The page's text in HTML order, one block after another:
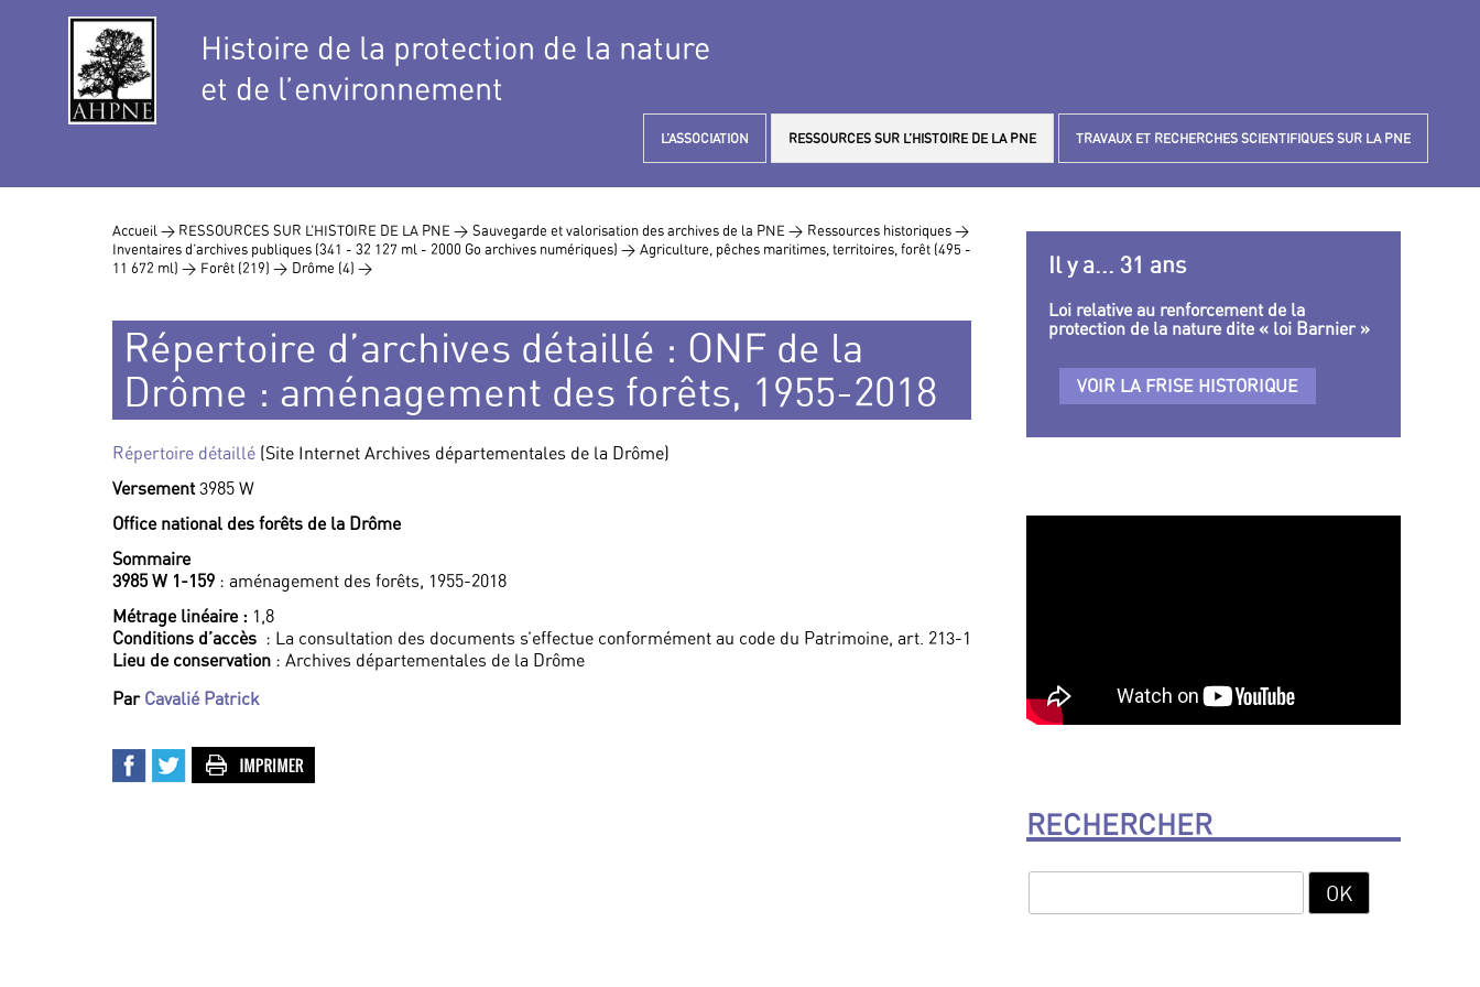
Histoire de la protection de la nature
et de l’environnement
L’ASSOCIATION RESSOURCES SUR L’HISTOIRE DE LA PNE TRAVAUX ET RECHERCHES SCIENTIFIQUES SUR LA PNE
Accueil > RESSOURCES SUR L’HISTOIRE DE LA PNE > Sauvegarde et valorisation des archives de la PNE > Ressources historiques >
Inventaires d’archives publiques (341 - 32 127 ml - 2000 Go archives numériques) > Agriculture, pêches maritimes, territoires, forêt (495 -
11 672 ml) > Forêt (219) > Drôme (4) >
Répertoire d’archives détaillé : ONF de la
Drôme : aménagement des forêts, 1955-2018
Répertoire détaillé (Site Internet Archives départementales de la Drôme)
Versement3985 W
Office national des forêts de la Drôme
Sommaire
3985 W 1-159 : aménagement des forêts, 1955-2018
Métrage linéaire : 1,8
Conditions d’accès : La consultation des documents s’effectue conformément au code du Patrimoine, art. 213-1
Lieu de conservation : Archives départementales de la Drôme
Par Cavalié Patrick
Il y a... 31 ans
Loi relative au renforcement de la
protection de la nature dite « loi Barnier »
VOIR LA FRISE HISTORIQUE
RECHERCHER